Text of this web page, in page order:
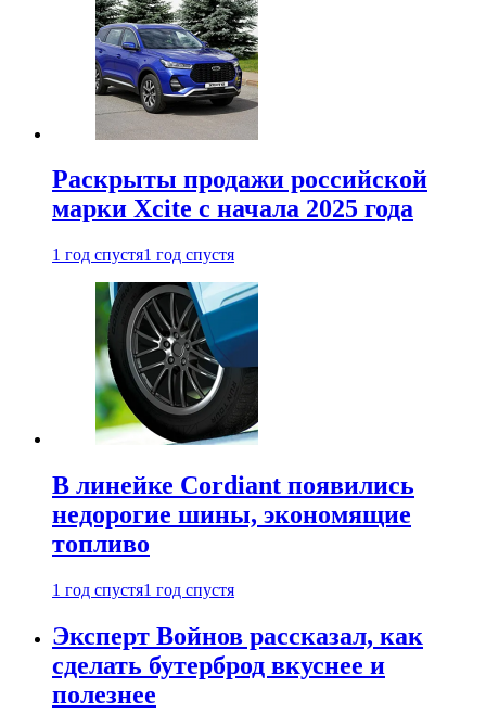
Раскрыты продажи российской
марки Xcite с начала 2025 года
1 год спустя1 год спустя
В линейке Cordiant появились
недорогие шины, экономящие
топливо
1 год спустя1 год спустя
Эксперт Войнов рассказал, как
сделать бутерброд вкуснее и
полезнее